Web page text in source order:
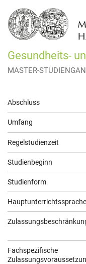
Gesundheits-
MASTER-
Allgemeine
Informationen
Abschluss
Umfang
Regelstudienzeit
Studienbeginn
Studienform
Hauptunterrichtssprache
Fachspezifische